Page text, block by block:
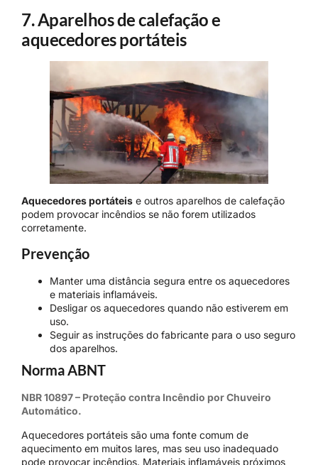
7. Aparelhos de calefação e
aquecedores portáteis
Aquecedores portáteis e outros aparelhos de calefação
podem provocar incêndios se não forem utilizados
corretamente.
Prevenção
Manter uma distância segura entre os aquecedores
e materiais inflamáveis.
Desligar os aquecedores quando não estiverem em
uso.
Seguir as instruções do fabricante para o uso seguro
dos aparelhos.
Norma ABNT
NBR 10897 – Proteção contra Incêndio por Chuveiro
Automático.
Aquecedores portáteis são uma fonte comum de
aquecimento em muitos lares, mas seu uso inadequado
pode provocar incêndios. Materiais inflamáveis próximos